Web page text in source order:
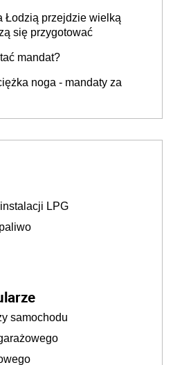
Łodzią przejdzie wielką
się przygotować
mandat?
noga - mandaty za
LPG
samochodu